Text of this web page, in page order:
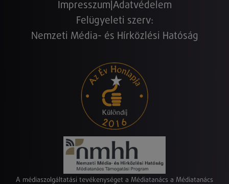
Impresszum Adatvédelem
Felügyeleti szerv:
Nemzeti Média- és Hírközlési Hatóság
A médiaszolgáltatási tevékenységet a Médiatanács a Médiatanács